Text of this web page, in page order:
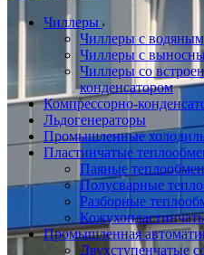
Чиллеры
Чиллеры с водяным
Чиллеры с
Чиллеры со
конденсатором
Компрессорно-
Льдогенераторы
Промышленные
Пластинчатые
Паяные
Полусварные
Разборные
Промышленная
Двухступенчатые